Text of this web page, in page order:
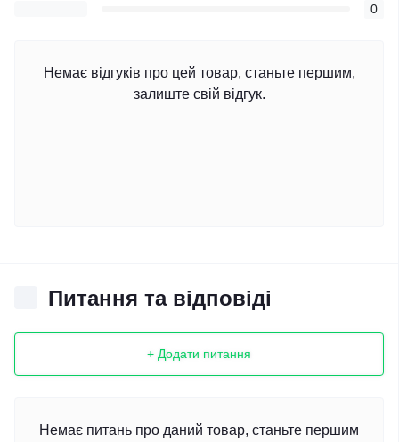
0
Немає відгуків про цей товар, станьте першим,
залиште свій відгук.
Питання та відповіді
+ Додати питання
Немає питань про даний товар, станьте першим